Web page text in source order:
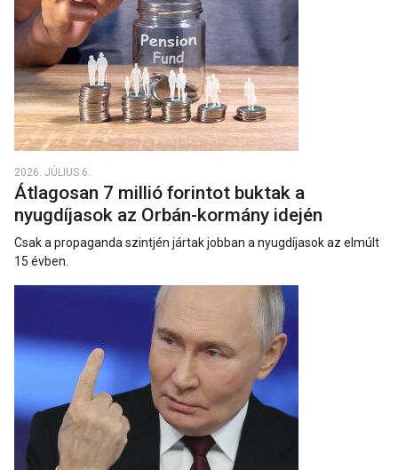
2026. JÚLIUS 6.
Átlagosan 7 millió forintot buktak a
nyugdíjasok az Orbán-kormány idején
Csak a propaganda szintjén jártak jobban a nyugdíjasok az elmúlt
15 évben.